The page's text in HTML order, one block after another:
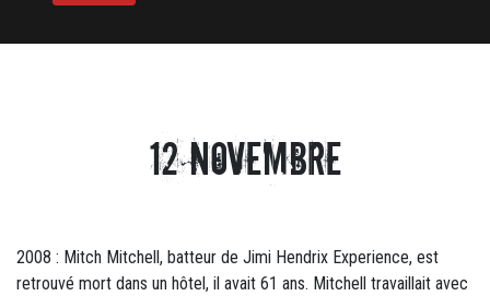
12 Novembre
2008 : Mitch Mitchell, batteur de Jimi Hendrix Experience, est
retrouvé mort dans un hôtel, il avait 61 ans. Mitchell travaillait avec